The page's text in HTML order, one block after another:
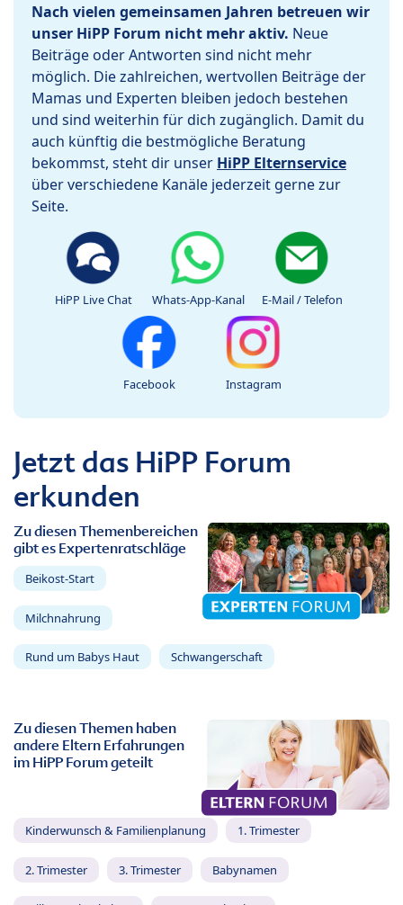
Nach vielen gemeinsamen Jahren betreuen wir
unser HiPP Forum nicht mehr aktiv. Neue
Beiträge oder Antworten sind nicht mehr
möglich. Die zahlreichen, wertvollen Beiträge der
Mamas und Experten bleiben jedoch bestehen
und sind weiterhin für dich zugänglich. Damit du
auch künftig die bestmögliche Beratung
bekommst, steht dir unser HiPP Elternservice
über verschiedene Kanäle jederzeit gerne zur
Seite.
HiPP Live Chat Whats-App-Kanal E-Mail / Telefon
Facebook Instagram
Jetzt das HiPP Forum
erkunden
Zu diesen Themenbereichen
gibt es Expertenratschläge
Beikost-Start
Milchnahrung
Rund um Babys Haut Schwangerschaft
Zu diesen Themen haben
andere Eltern Erfahrungen
im HiPP Forum geteilt
Kinderwunsch & Familienplanung 1. Trimester
2. Trimester 3. Trimester Babynamen